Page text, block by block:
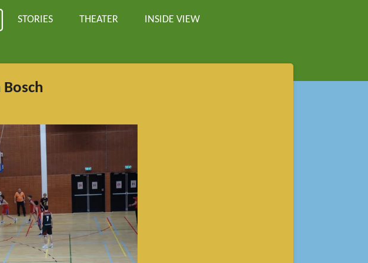
STORIES THEATER
INSIDE VIEW